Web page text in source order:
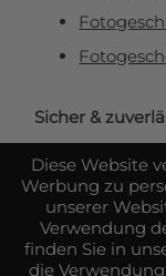
Diese Website
Werbung zu
unserer
Verwendung
finden Sie in
die
Sicher &